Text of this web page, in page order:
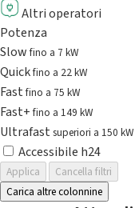
Altri operatori
Potenza
Slowfino a 7 kW
Quickfino a 22 kW
Fastfino a 75 kW
Fast+fino a 149 kW
Ultrafast superiori a 150 kW
Accessibile h24
Applica
Cancella filtri
Carica altre colonnine